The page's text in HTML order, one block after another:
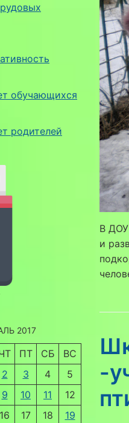
обучающихся
родителей
2017
ПТ СБ
ВС
2 3 4
5
9 10 11
12
16 17 18
19
В
и
-